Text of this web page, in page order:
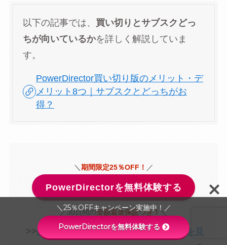
以下の記事では、 買い切りとサブスクどっ
ちが向いているかを詳しく解説していま
す。
PowerDirector買い切り版のメリット・デ
メリット8つ｜サブスクとどっちがお
得？
＼期間限定25％OFF！ ／
PowerDirectorを無料体験する
／30日間の全額返金保証つき！ ＼
>>PowerDirectorの口コミ評判レビューを見
＼25％OFFキャンペーン実施中！／
PowerDirectorを無料体験する